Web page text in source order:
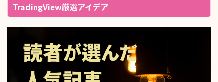
TradingView厳選アイデア